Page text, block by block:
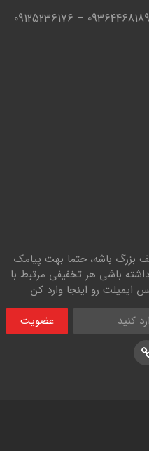
بزرگ باشه، حتما بهت پیامک
باشی هر تخفیفی مرتبط با
ایمیلت رو اینجا وارد کن
عضویت
در نشان
لوکیشن در بلد